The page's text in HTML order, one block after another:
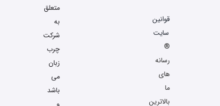
قوانین
سایت
®
رسانه
های
ما
بالاترین
متعلق
به
شرکت
چرب
زبان
می
باشد